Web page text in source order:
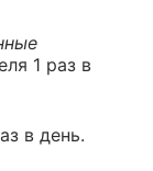
1 раз в
в день.